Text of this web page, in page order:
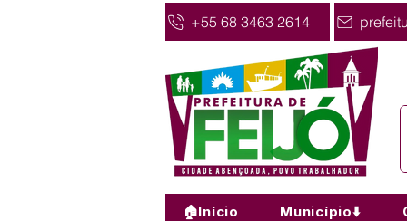
+55 68 3463 2614
🏠Início Município⬇️